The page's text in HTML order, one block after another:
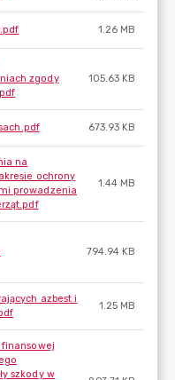
1.26 MB
zgody
105.63 KB
673.93 KB
na
ochrony
prowadzenia
1.44 MB
794.94 KB
azbest i
1.25 MB
szkody w